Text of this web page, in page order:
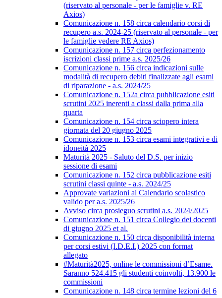
(riservato al personale - per le famiglie v. RE
Axios)
Comunicazione n. 158 circa calendario corsi di
recupero a.s. 2024-25 (riservato al personale - per
le famiglie vedere RE Axios)
Comunicazione n. 157 circa perfezionamento
iscrizioni classi prime a.s. 2025/26
Comunicazione n. 156 circa indicazioni sulle
modalità di recupero debiti finalizzate agli esami
di riparazione - a.s. 2024/25
Comunicazione n. 152a circa pubblicazione esiti
scrutini 2025 inerenti a classi dalla prima alla
quarta
Comunicazione n. 154 circa sciopero intera
giornata del 20 giugno 2025
Comunicazione n. 153 circa esami integrativi e di
idoneità 2025
Maturità 2025 - Saluto del D.S. per inizio
sessione di esami
Comunicazione n. 152 circa pubblicazione esiti
scrutini classi quinte - a.s. 2024/25
Approvate variazioni al Calendario scolastico
valido per a.s. 2025/26
Avviso circa prosieguo scrutini a.s. 2024/2025
Comunicazione n. 151 circa Collegio dei docenti
di giugno 2025 et al.
Comunicazione n. 150 circa disponibilità interna
per corsi estivi (I.D.E.I.) 2025 con format
allegato
#Maturità2025, online le commissioni d’Esame.
Saranno 524.415 gli studenti coinvolti, 13.900 le
commissioni
Comunicazione n. 148 circa termine lezioni del 6